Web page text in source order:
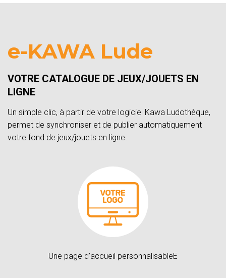
e-KAWA Lude
VOTRE CATALOGUE DE JEUX/JOUETS EN
LIGNE
Un simple clic, à partir de votre logiciel Kawa Ludothèque,
permet de synchroniser et de publier automatiquement
votre fond de jeux/jouets en ligne.
Une page d’accueil personnalisableE